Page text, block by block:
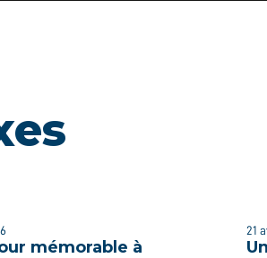
mémorable à
21